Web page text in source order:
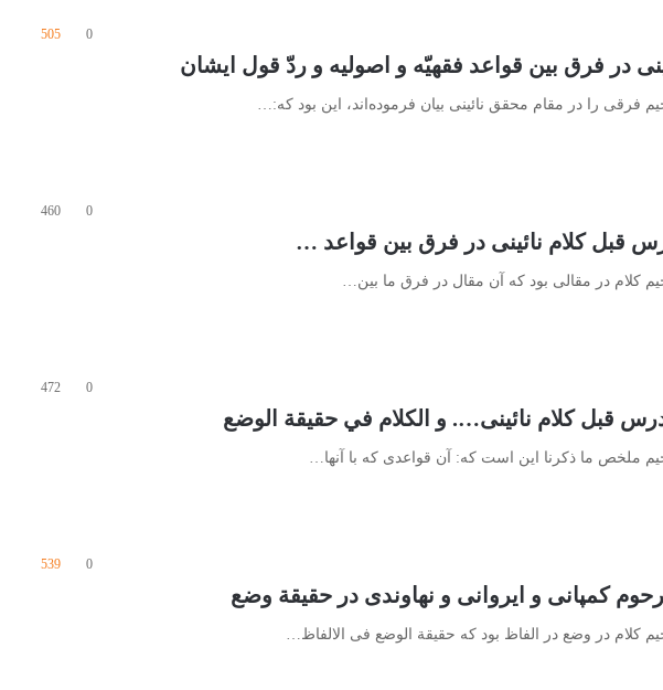
0
505
فرقی را در مقام محقق نائینی بیان فرموده‌اند، این بود که:…
0
460
کلام در مقالی بود که آن مقال در فرق ما بین…
0
472
ملخص ما ذکرنا این است که: آن قواعدی که با آنها…
0
539
کلام در وضع در الفاظ بود که حقیقة الوضع فی الالفاظ…